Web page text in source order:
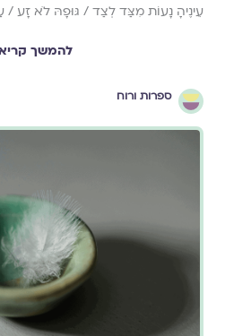
עֵינֶיהָ נָעוֹת מִצַּד לְצַד / גּוּפָהּ לֹא זָע /
להמשך
ספרות ורוח